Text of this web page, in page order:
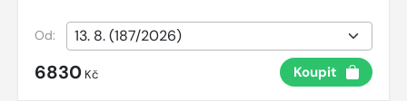
Od:
6830 Kč Koupit